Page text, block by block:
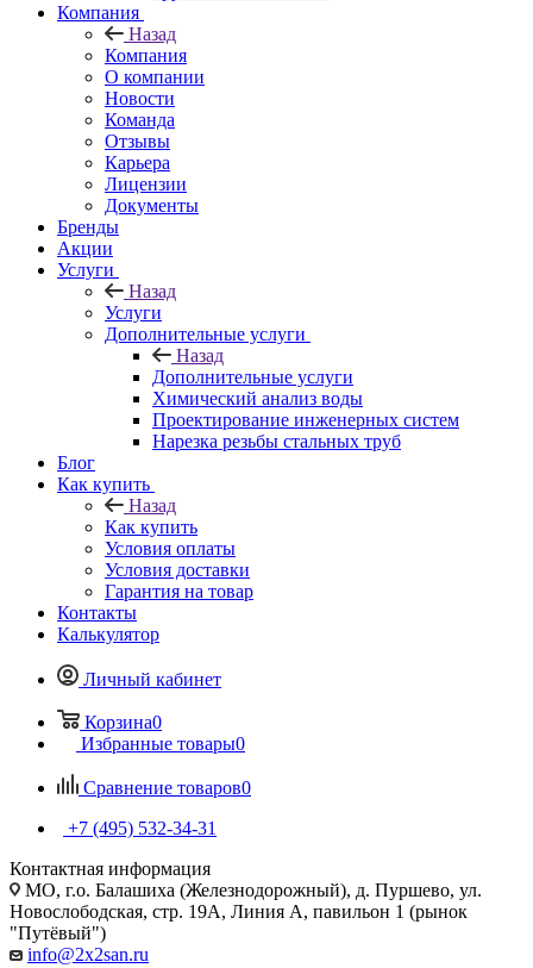
Компания
Назад
Компания
О компании
Новости
Команда
Отзывы
Карьера
Лицензии
Документы
Бренды
Акции
Услуги
Назад
Услуги
Дополнительные услуги
Назад
Дополнительные услуги
Химический анализ воды
Проектирование инженерных систем
Нарезка резьбы стальных труб
Блог
Как купить
Назад
Как купить
Условия оплаты
Условия доставки
Гарантия на товар
Контакты
Калькулятор
Личный кабинет
Корзина0
Избранные товары0
Сравнение товаров0
+7 (495) 532‑34‑31
Контактная информация
МО, г.о. Балашиха (Железнодорожный), д. Пуршево, ул.
Новослободская, стр. 19А, Линия А, павильон 1 (рынок
"Путёвый")
info@2x2san.ru